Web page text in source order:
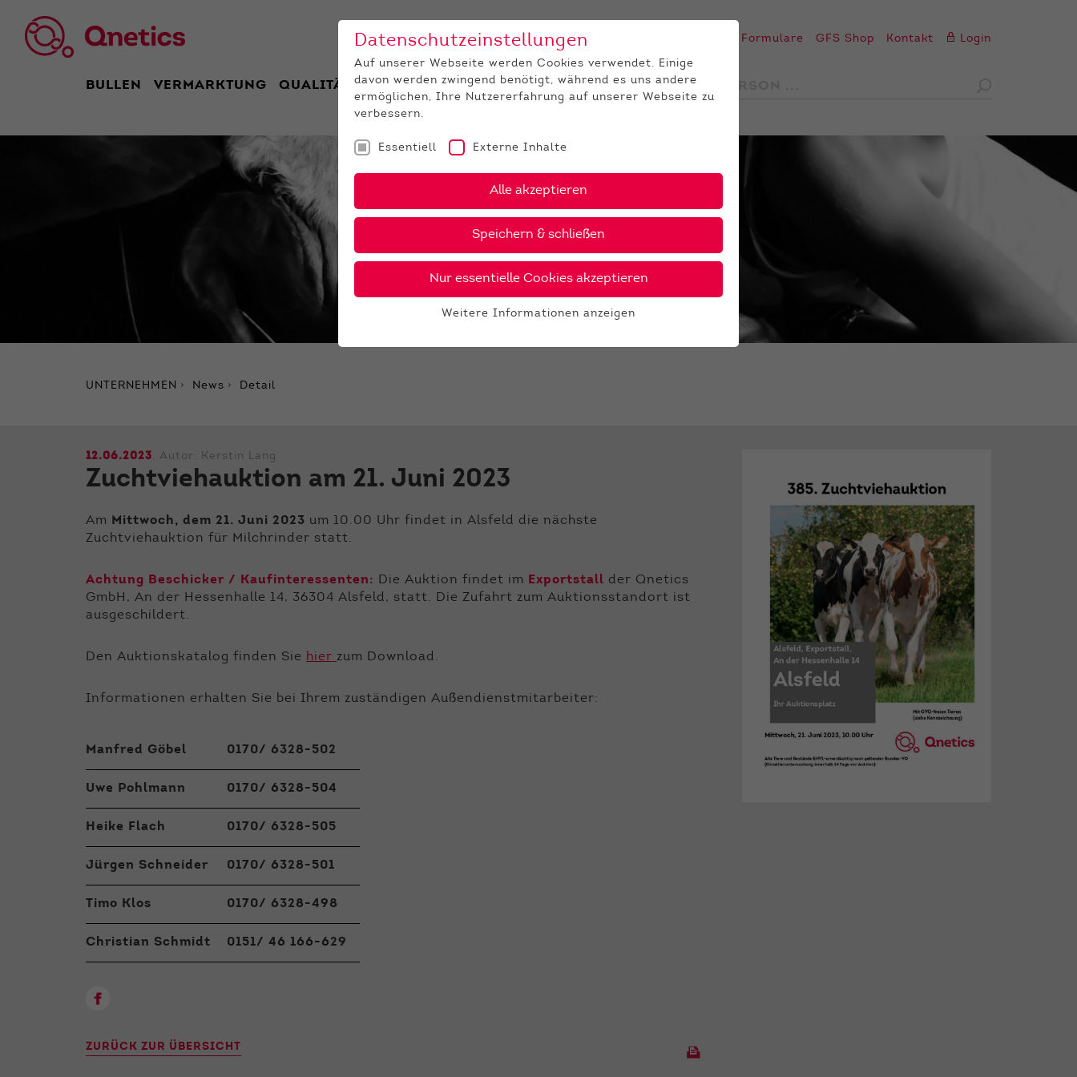
Formulare GFS Shop Kontakt Login
BULLEN VERMARKTUNG QUALITÄT JUNGZÜCHTER
UNTERNEHMEN News Detail
12.06.2023, Autor: Kerstin Lang
Zuchtviehauktion am 21. Juni 2023
Am Mittwoch, dem 21. Juni 2023 um 10.00 Uhr findet in Alsfeld die nächste
Zuchtviehauktion für Milchrinder statt.
Achtung Beschicker / Kaufinteressenten: Die Auktion findet im Exportstall der Qnetics
GmbH, An der Hessenhalle 14, 36304 Alsfeld, statt. Die Zufahrt zum Auktionsstandort ist
ausgeschildert.
Den Auktionskatalog finden Sie hier zum Download.
Informationen erhalten Sie bei Ihrem zuständigen Außendienstmitarbeiter:
Manfred Göbel 0170/ 6328-502
Uwe Pohlmann 0170/ 6328-504
Heike Flach 0170/ 6328-505
Jürgen Schneider 0170/ 6328-501
Timo Klos 0170/ 6328-498
Christian Schmidt 0151/ 46 166-629
ZURÜCK ZUR ÜBERSICHT
Datenschutzeinstellungen
Auf unserer Webseite werden Cookies verwendet. Einige
davon werden zwingend benötigt, während es uns andere
ermöglichen, Ihre Nutzererfahrung auf unserer Webseite zu
verbessern.
Essentiell Externe Inhalte
Alle akzeptieren
Speichern & schließen
Nur essentielle Cookies akzeptieren
Laufzeit 1 Jahr
Zweck Cookie Einstellungen speichern
Wir verwenden auf unserer Website externe Inhalte, um
Weitere Informationen anzeigen